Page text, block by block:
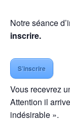
Notre séance
inscrire.
S’inscrire
Vous recevrez
Attention il
indésirable ».